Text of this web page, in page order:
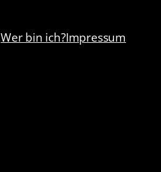
Wer bin ich?Impressum